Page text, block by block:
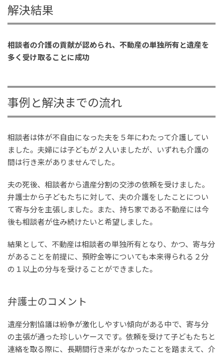
解決結果
相談者の介護の貢献が認められ、不動産の単独所有と遺産を
多く受け取ることに成功
事例と解決までの流れ
相談者は体が不自由になった夫を５年にわたって介護してい
ました。夫婦には子どもが２人いましたが、いずれも介護の
間は行き来がありませんでした。
夫の死後、相談者から遺産分割の交渉の依頼を受けました。
弁護士から子どもたちに対して、夫の介護をしたことについ
て寄与分を主張しました。また、持ち家である不動産には今
後も相談者が住み続けたいと希望しました。
結果として、不動産は相談者の単独所有となり、かつ、寄与分
があることを前提に、預貯金等についても本来得られる２分
の１以上の分与を受けることができました。
弁護士のコメント
遺産分割協議は紛争が激化しやすい傾向がある中で、寄与分
の主張が通った珍しいケースです。依頼を受けて子どもたちと
連絡を取る際に、長期間行き来がなかったことを踏まえて、介